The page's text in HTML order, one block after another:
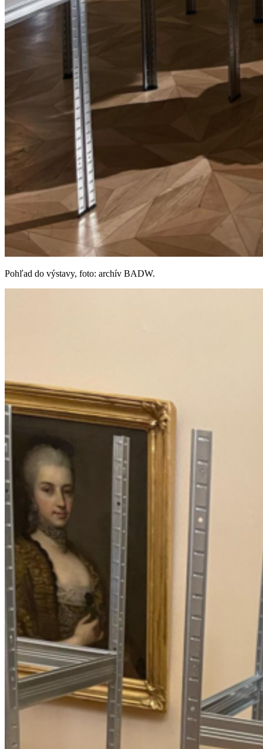
Pohľad do výstavy, foto: archív BADW.